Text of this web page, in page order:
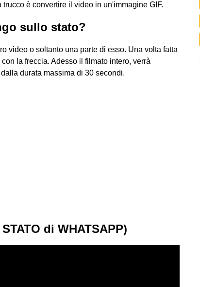
è convertire il video in un'immagine GIF.
sullo stato?
video o soltanto una parte di esso. Una volta fatta
la freccia. Adesso il filmato intero, verrà
durata massima di 30 secondi.
di WHATSAPP)